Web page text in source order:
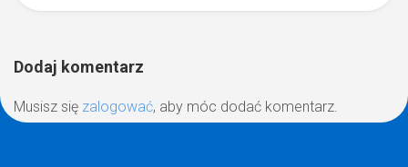
Dodaj komentarz
Musisz się zalogować, aby móc dodać komentarz.